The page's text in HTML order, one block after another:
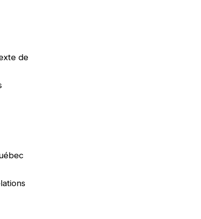
de